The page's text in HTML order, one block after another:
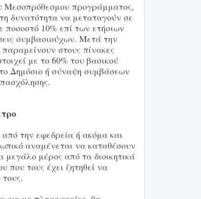
Μεσοπρόθεσμου προγράμματος,
δυνατότητα να μεταταγούν σε
ποσοστό 10% επί των ετήσιων
συμβασιούχων. Μετά την
στους πίνακες
με το 60% του βασικού
Δημόσιο ή σύναψη συμβάσεων
από την εφεδρεία ή ακόμα και
αναμένεται να καταθέσουν
μέρος από τα διοικητικά
που τους έχει ζητηθεί να